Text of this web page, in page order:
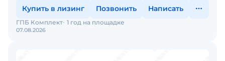
Купить в лизинг Позвонить Написать
07.08.2026
ГПБ Комплект 1 год на площадке